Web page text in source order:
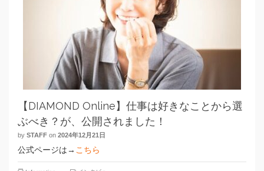
【DIAMOND Online】仕事は好きなことから選
ぶべき？が、公開されました！
by STAFF on 2024年12月21日
公式ページは→ こちら